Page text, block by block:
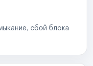
сбой блока